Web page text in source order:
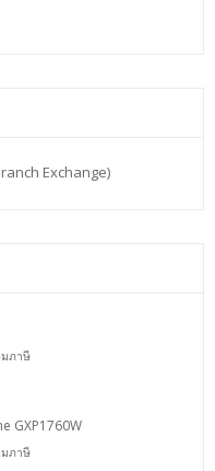
Exchange)
มภาษี
GXP1760W
มภาษี